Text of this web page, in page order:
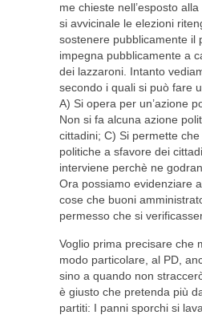
me chieste nell’esposto
si avvicinale le elezioni
sostenere pubblicamente il
impegna pubblicamente a
dei lazzaroni. Intanto
secondo i quali si può fare
A) Si opera per un’azione
Non si fa alcuna azione
cittadini; C) Si permette
politiche a sfavore dei
interviene perchè ne
Ora possiamo evidenziare
cose che buoni
permesso che si
Voglio prima precisare che
modo particolare, al PD,
sino a quando non
è giusto che pretenda più
partiti: I panni sporchi si